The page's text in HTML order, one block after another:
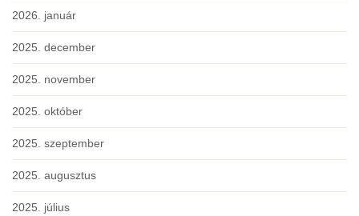
2026. január
2025. december
2025. november
2025. október
2025. szeptember
2025. augusztus
2025. július